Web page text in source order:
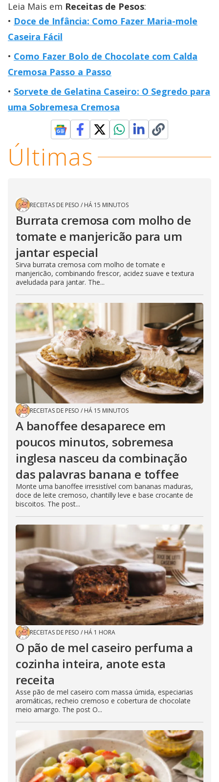
Leia Mais em Receitas de Pesos:
Doce de Infância: Como Fazer Maria-mole
Caseira Fácil
Como Fazer Bolo de Chocolate com Calda
Cremosa Passo a Passo
Sorvete de Gelatina Caseiro: O Segredo para
uma Sobremesa Cremosa
Últimas
RECEITAS DE PESO / HÁ 15 MINUTOS
Burrata cremosa com molho de
tomate e manjericão para um
jantar especial
Sirva burrata cremosa com molho de tomate e
manjericão, combinando frescor, acidez suave e textura
aveludada para jantar. The...
RECEITAS DE PESO / HÁ 15 MINUTOS
A banoffee desaparece em
poucos minutos, sobremesa
inglesa nasceu da combinação
das palavras banana e toffee
Monte uma banoffee irresistível com bananas maduras,
doce de leite cremoso, chantilly leve e base crocante de
biscoitos. The post...
RECEITAS DE PESO / HÁ 1 HORA
O pão de mel caseiro perfuma a
cozinha inteira, anote esta
receita
Asse pão de mel caseiro com massa úmida, especiarias
aromáticas, recheio cremoso e cobertura de chocolate
meio amargo. The post O...